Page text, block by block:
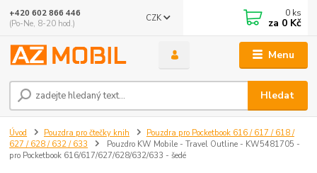
Menu
CZK
Hledat
+420 602 866 446
(Po-Ne, 8-20 hod.)
0 ks
za 0 Kč
Úvod Pouzdra pro čtečky knih
Pouzdra pro Pocketbook 616 / 617 / 618 /
627 / 628 / 632 / 633
Pouzdro KW Mobile - Travel Outline - KW5481705 -
pro Pocketbook 616/617/627/628/632/633 - šedé